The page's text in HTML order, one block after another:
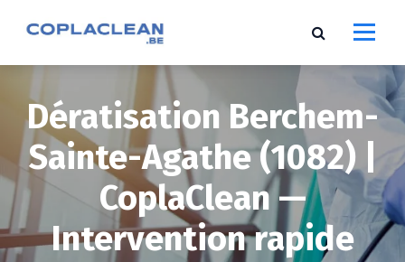
e
Dératisation Berchem-
Sainte-Agathe (1082) |
CoplaClean —
Intervention rapide